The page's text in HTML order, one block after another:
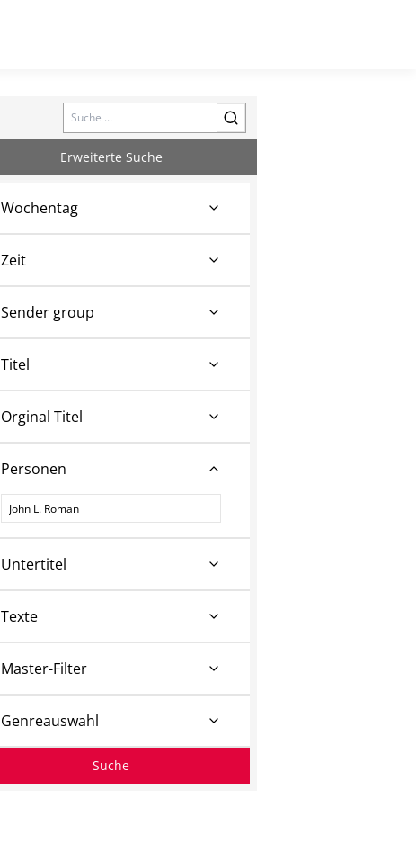
Search
Erweiterte Suche
Wochentag
Zeit
Sender group
Titel
Orginal Titel
Personen
Personen
Untertitel
Texte
Master-Filter
Genreauswahl
Suche